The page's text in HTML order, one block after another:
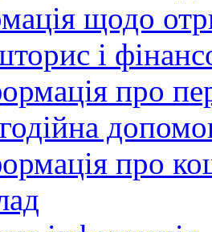
щодо
і
про
про